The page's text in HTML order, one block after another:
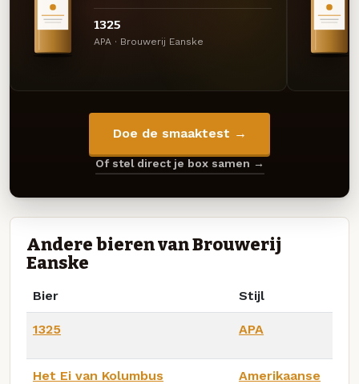
1325
APA · Brouwerij Eanske
Doe de smaaktest →
Of stel direct je box samen →
Andere bieren van Brouwerij
Eanske
Bier Stijl
1325 APA
Het Ei van Kolumbus
Amerikaanse